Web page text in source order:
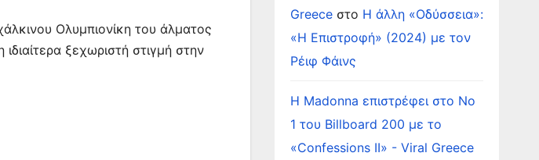
Ολυμπιονίκη του άλματος
ξεχωριστή στιγμή στην
Greeceστο Η άλλη «Οδύσσεια»:
«Η Επιστροφή» (2024) με τον
Ρέιφ Φάινς
Η Madonna επιστρέφει στο Νο
1 του Billboard 200 με το
«Confessions II» - Viral Greece